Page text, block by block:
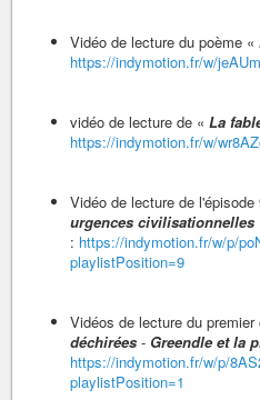
Vidéo de lecture du poème «
https://indymotion.fr/w/
vidéo de lecture de « La
https://indymotion.fr/w/
Vidéo de lecture de l'épisode
urgences civilisationnelles
: https://indymotion.fr/w/p/
playlistPosition=9
Vidéos de lecture du
déchirées - Greendle et la
https://indymotion.fr/w/p/
playlistPosition=1